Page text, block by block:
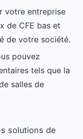
votre entreprise
de CFE bas et
de votre société.
pouvez
tels que la
salles de
solutions de